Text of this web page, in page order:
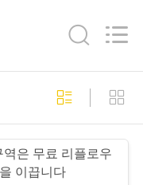
머신
26
역은 무료 리플로우
이끕니다